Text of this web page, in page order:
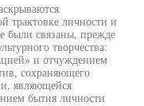
трактовке личности и
были связаны, прежде
творчества:
и отчуждением
сохраняющего
являющейся
бытия личности